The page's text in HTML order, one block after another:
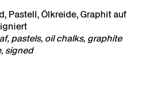
Pastell, Ölkreide, Graphit auf
pastels, oil chalks, graphite
signed